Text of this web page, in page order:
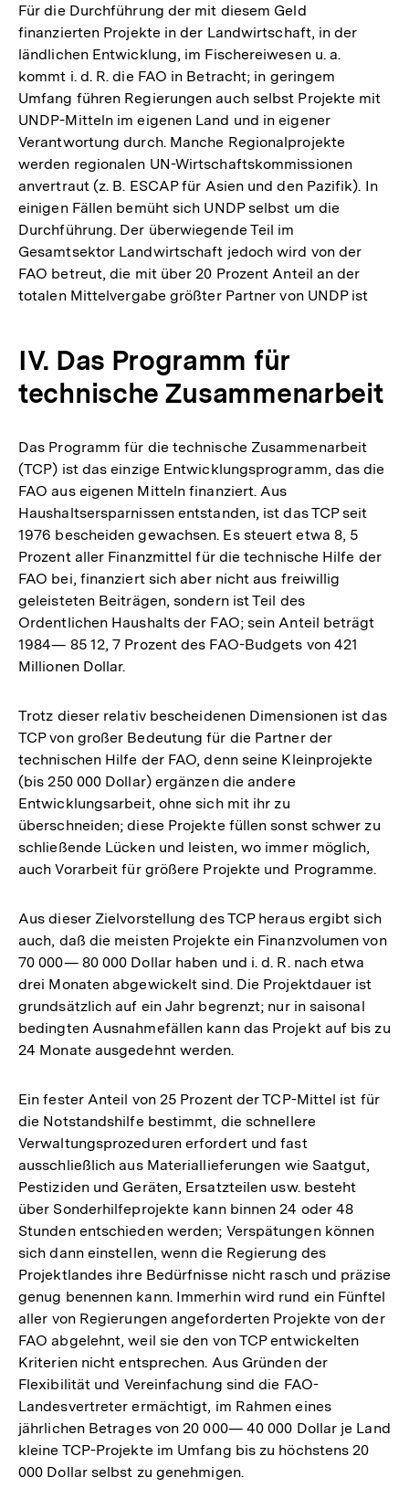
Für die Durchführung der mit diesem Geld
finanzierten Projekte in der Landwirtschaft, in der
ländlichen Entwicklung, im Fischereiwesen u. a.
kommt i. d. R. die FAO in Betracht; in geringem
Umfang führen Regierungen auch selbst Projekte mit
UNDP-Mitteln im eigenen Land und in eigener
Verantwortung durch. Manche Regionalprojekte
werden regionalen UN-Wirtschaftskommissionen
anvertraut (z. B. ESCAP für Asien und den Pazifik). In
einigen Fällen bemüht sich UNDP selbst um die
Durchführung. Der überwiegende Teil im
Gesamtsektor Landwirtschaft jedoch wird von der
FAO betreut, die mit über 20 Prozent Anteil an der
totalen Mittelvergabe größter Partner von UNDP ist
IV. Das Programm für
technische Zusammenarbeit
Das Programm für die technische Zusammenarbeit
(TCP) ist das einzige Entwicklungsprogramm, das die
FAO aus eigenen Mitteln finanziert. Aus
Haushaltsersparnissen entstanden, ist das TCP seit
1976 bescheiden gewachsen. Es steuert etwa 8, 5
Prozent aller Finanzmittel für die technische Hilfe der
FAO bei, finanziert sich aber nicht aus freiwillig
geleisteten Beiträgen, sondern ist Teil des
Ordentlichen Haushalts der FAO; sein Anteil beträgt
1984— 85 12, 7 Prozent des FAO-Budgets von 421
Millionen Dollar.
Trotz dieser relativ bescheidenen Dimensionen ist das
TCP von großer Bedeutung für die Partner der
technischen Hilfe der FAO, denn seine Kleinprojekte
(bis 250 000 Dollar) ergänzen die andere
Entwicklungsarbeit, ohne sich mit ihr zu
überschneiden; diese Projekte füllen sonst schwer zu
schließende Lücken und leisten, wo immer möglich,
auch Vorarbeit für größere Projekte und Programme.
Aus dieser Zielvorstellung des TCP heraus ergibt sich
auch, daß die meisten Projekte ein Finanzvolumen von
70 000— 80 000 Dollar haben und i. d. R. nach etwa
drei Monaten abgewickelt sind. Die Projektdauer ist
grundsätzlich auf ein Jahr begrenzt; nur in saisonal
bedingten Ausnahmefällen kann das Projekt auf bis zu
24 Monate ausgedehnt werden.
Ein fester Anteil von 25 Prozent der TCP-Mittel ist für
die Notstandshilfe bestimmt, die schnellere
Verwaltungsprozeduren erfordert und fast
ausschließlich aus Materiallieferungen wie Saatgut,
Pestiziden und Geräten, Ersatzteilen usw. besteht
über Sonderhilfeprojekte kann binnen 24 oder 48
Stunden entschieden werden; Verspätungen können
sich dann einstellen, wenn die Regierung des
Projektlandes ihre Bedürfnisse nicht rasch und präzise
genug benennen kann. Immerhin wird rund ein Fünftel
aller von Regierungen angeforderten Projekte von der
FAO abgelehnt, weil sie den von TCP entwickelten
Kriterien nicht entsprechen. Aus Gründen der
Flexibilität und Vereinfachung sind die FAO-
Landesvertreter ermächtigt, im Rahmen eines
jährlichen Betrages von 20 000— 40 000 Dollar je Land
kleine TCP-Projekte im Umfang bis zu höchstens 20
000 Dollar selbst zu genehmigen.